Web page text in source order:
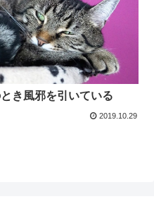
き風邪を引いている
2019.10.29